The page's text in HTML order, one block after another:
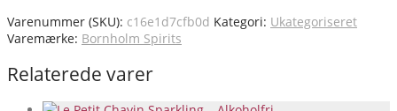
Varenummer (SKU): c16e1d7cfb0d Kategori: Ukategoriseret
Varemærke: Bornholm Spirits
Relaterede varer